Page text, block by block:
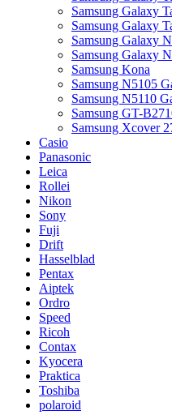
Samsung Galaxy
Samsung Galaxy
Samsung Galaxy
Samsung Galaxy
Samsung Kona
Samsung N5105
Samsung N5110
Samsung GT-
Samsung Xcover
Casio
Panasonic
Leica
Rollei
Nikon
Sony
Fuji
Drift
Hasselblad
Pentax
Aiptek
Ordro
Speed
Ricoh
Contax
Kyocera
Praktica
Toshiba
polaroid